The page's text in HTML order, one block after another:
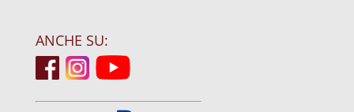
ANCHE SU: